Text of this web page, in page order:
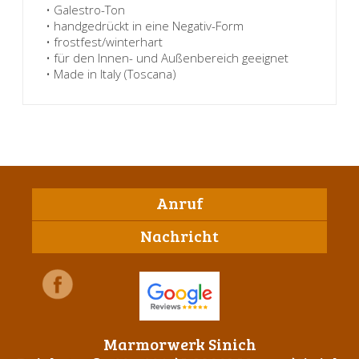
• Galestro-Ton
• handgedrückt in eine Negativ-Form
• frostfest/winterhart
• für den Innen- und Außenbereich geeignet
• Made in Italy (Toscana)
Anruf
Nachricht
Marmorwerk Sinich